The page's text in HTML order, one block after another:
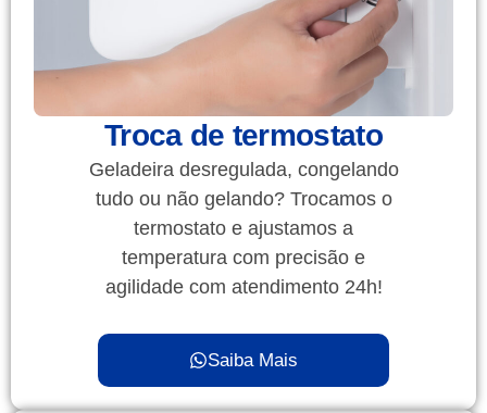
Troca de termostato
Geladeira desregulada, congelando
tudo ou não gelando? Trocamos o
termostato e ajustamos a
temperatura com precisão e
agilidade com atendimento 24h!
Saiba Mais